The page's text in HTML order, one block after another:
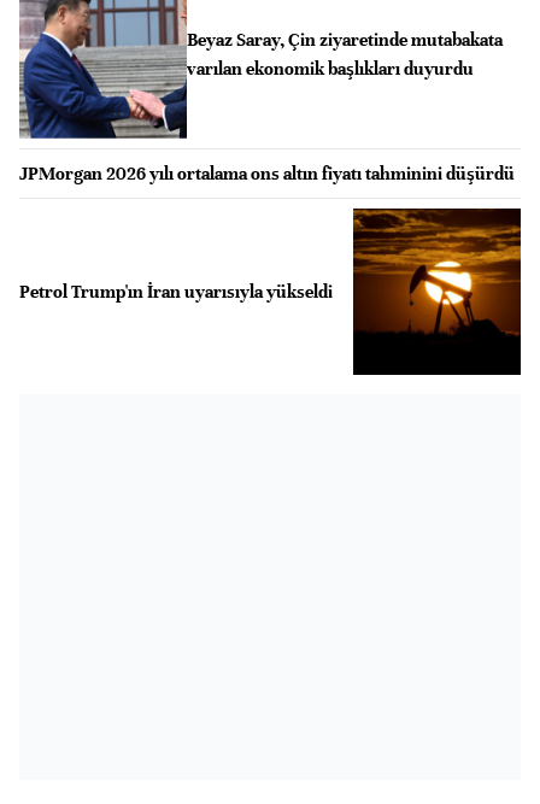
Beyaz Saray, Çin ziyaretinde mutabakata
varılan ekonomik başlıkları duyurdu
JPMorgan 2026 yılı ortalama ons altın fiyatı tahminini düşürdü
Petrol Trump'ın İran uyarısıyla yükseldi